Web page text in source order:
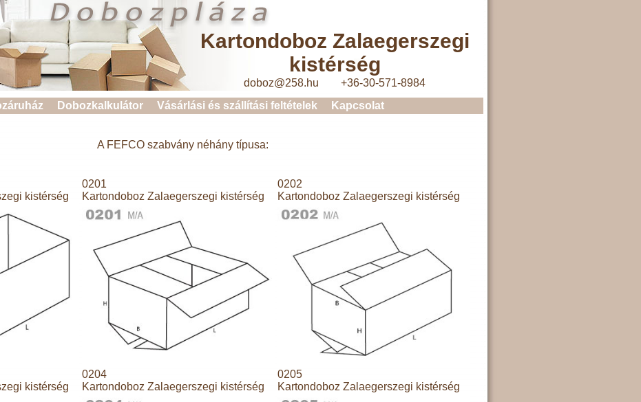
Kartondoboz Zalaegerszegi
kistérség
doboz@258.hu +36-30-571-8984
Dobozkalkulátor Vásárlási és szállítási feltételek Kapcsolat
A FEFCO szabvány néhány típusa:
kistérség
0201
Kartondoboz Zalaegerszegi kistérség
0202
Kartondoboz Zalaegerszegi kistérség
kistérség
0204
Kartondoboz Zalaegerszegi kistérség
0205
Kartondoboz Zalaegerszegi kistérség